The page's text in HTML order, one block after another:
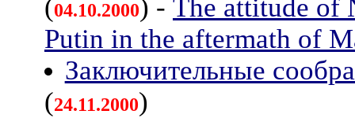
(04.10.2000) - The attitude of
Putin in the aftermath of
Заключительные
(24.11.2000)